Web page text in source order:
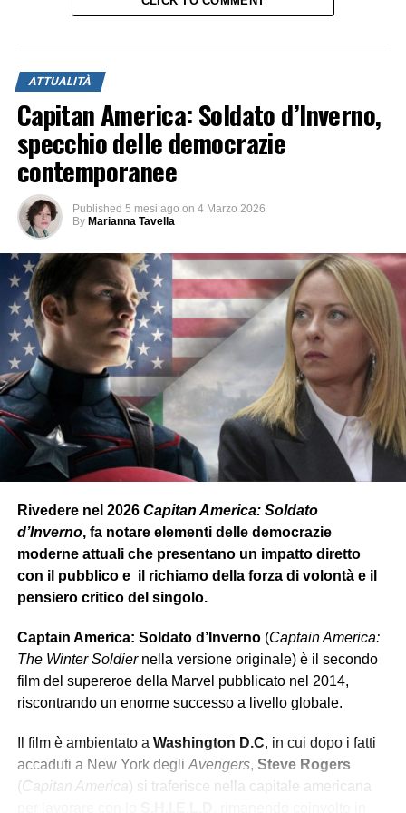
ATTUALITÀ
Capitan America: Soldato d’Inverno,
specchio delle democrazie
contemporanee
Published 5 mesi ago on 4 Marzo 2026
By Marianna Tavella
Rivedere nel 2026 Capitan America: Soldato
d’Inverno, fa notare elementi delle democrazie
moderne attuali che presentano un impatto diretto
con il pubblico e il richiamo della forza di volontà e il
pensiero critico del singolo.
Captain America: Soldato d’Inverno(Captain America:
The Winter Soldiernella versione originale) è il secondo
film del supereroe della Marvel pubblicato nel 2014,
riscontrando un enorme successo a livello globale.
Il film è ambientato a Washington D.C, in cui dopo i fatti
accaduti a New York degli Avengers, Steve Rogers
(Capitan America) si traferisce nella capitale americana